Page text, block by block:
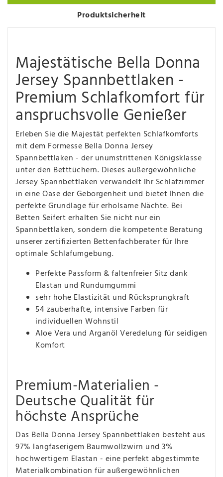
Produktsicherheit
Majestätische Bella Donna
Jersey Spannbettlaken -
Premium Schlafkomfort für
anspruchsvolle Genießer
Erleben Sie die Majestät perfekten Schlafkomforts
mit dem Formesse Bella Donna Jersey
Spannbettlaken - der unumstrittenen Königsklasse
unter den Betttüchern. Dieses außergewöhnliche
Jersey Spannbettlaken verwandelt Ihr Schlafzimmer
in eine Oase der Geborgenheit und bietet Ihnen die
perfekte Grundlage für erholsame Nächte. Bei
Betten Seifert erhalten Sie nicht nur ein
Spannbettlaken, sondern die kompetente Beratung
unserer zertifizierten Bettenfachberater für Ihre
optimale Schlafumgebung.
Perfekte Passform & faltenfreier Sitz dank
Elastan und Rundumgummi
sehr hohe Elastizität und Rücksprungkraft
54 zauberhafte, intensive Farben für
individuellen Wohnstil
Aloe Vera und Arganöl Veredelung für seidigen
Komfort
Premium-Materialien -
Deutsche Qualität für
höchste Ansprüche
Das Bella Donna Jersey Spannbettlaken besteht aus
97% langfaserigem Baumwollzwirn und 3%
hochwertigem Elastan - eine perfekt abgestimmte
Materialkombination für außergewöhnlichen